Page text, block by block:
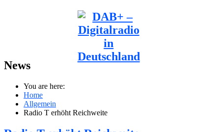
News
You are here:
Home
Allgemein
Radio T erhöht Reichweite